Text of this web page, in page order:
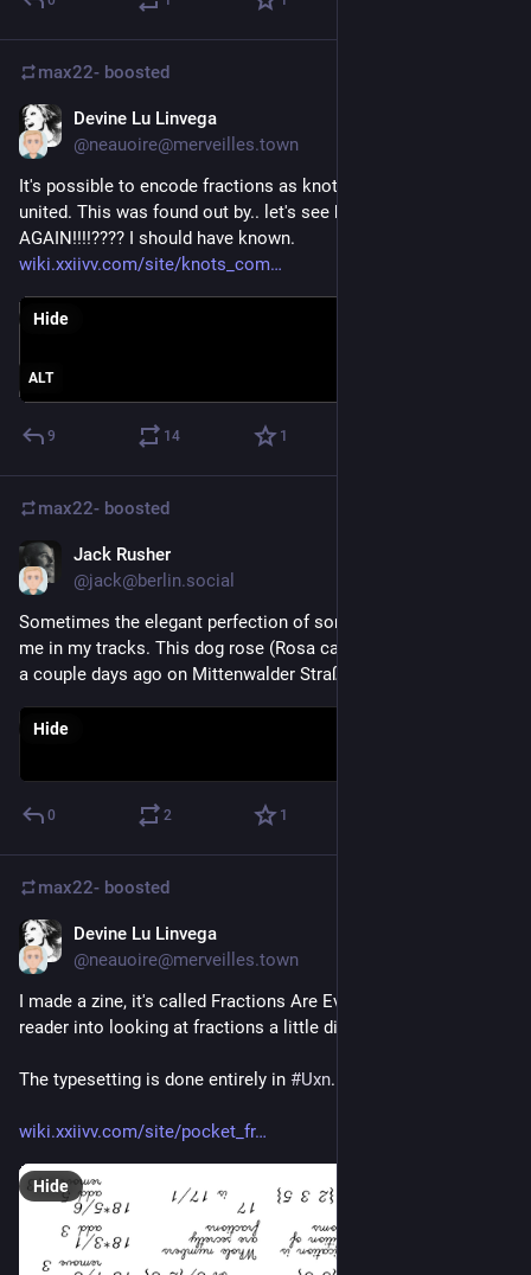
max22- boosted
Devine Lu Linvega
@neauoire@merveilles.town
It's possible to encode fractions as knots?! My two loves,
united. This was found out by.. let's see here.. Conway?!
AGAIN!!!!???? I should have known.
wiki.xxiivv.com/site/knots_com
ALT
Hide
9 14 1
max22- boosted
Jack Rusher
@jack@berlin.social
Sometimes the elegant perfection of something tiny can stop
me in my tracks. This dog rose (Rosa canina) did exactly that
a couple days ago on Mittenwalder Straße.
Hide
0 2 1
max22- boosted
Devine Lu Linvega
@neauoire@merveilles.town
I made a zine, it's called Fractions Are Everything, it invites the
reader into looking at fractions a little differently.
The typesetting is done entirely in #Uxn.
wiki.xxiivv.com/site/pocket_fr
Hide